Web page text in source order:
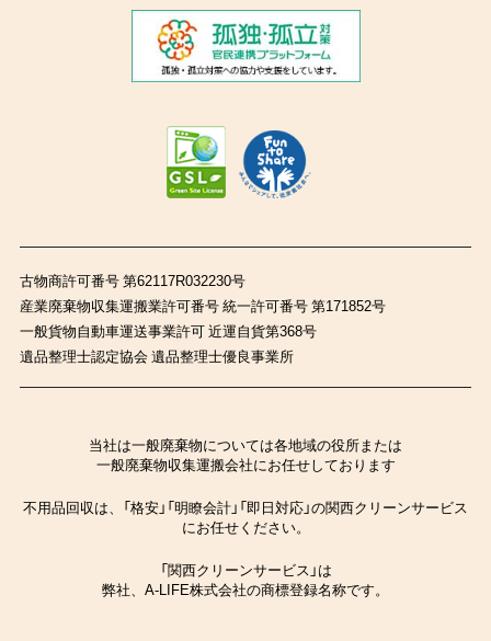
古物商許可番号 第62117R032230号
産業廃棄物収集運搬業許可番号 統一許可番号 第171852号
一般貨物自動車運送事業許可 近運自貨第368号
遺品整理士認定協会 遺品整理士優良事業所
当社は一般廃棄物については各地域の役所または
一般廃棄物収集運搬会社にお任せしております
不用品回収は、「格安」「明瞭会計」「即日対応」の関西クリーンサービス
にお任せください。
「関西クリーンサービス」は
弊社、A-LIFE株式会社の商標登録名称です。